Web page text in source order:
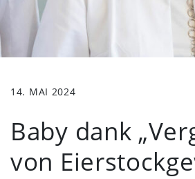
14. MAI 2024
Baby dank
von